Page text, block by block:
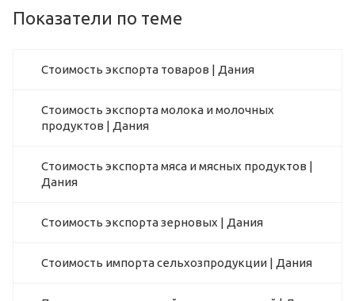
Показатели по теме
Стоимость экспорта товаров | Дания
Стоимость экспорта молока и молочных
продуктов | Дания
Стоимость экспорта мяса и мясных продуктов |
Дания
Стоимость экспорта зерновых | Дания
Стоимость импорта сельхозпродукции | Дания